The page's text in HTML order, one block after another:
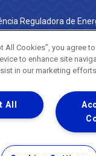
Reguladora de
Estado do Rio de
· (21) 2332-6457
/
Uma empresa
Copyright ® 2026 - Todos os
All Cookies”, you agree
to enhance site
in our marketing
All